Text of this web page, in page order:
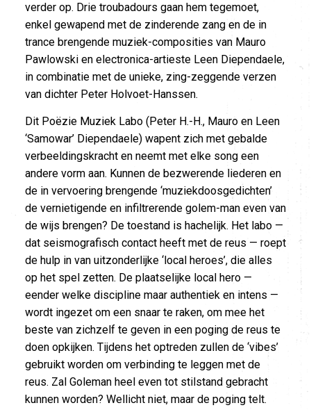
verder op. Drie troubadours gaan hem tegemoet,
enkel gewapend met de zinderende zang en de in
trance brengende muziek-composities van Mauro
Pawlowski en electronica-artieste Leen Diependaele,
in combinatie met de unieke, zing-zeggende verzen
van dichter Peter Holvoet-Hanssen.
Dit Poëzie Muziek Labo (Peter H.-H., Mauro en Leen
‘Samowar’ Diependaele) wapent zich met gebalde
verbeeldingskracht en neemt met elke song een
andere vorm aan. Kunnen de bezwerende liederen en
de in vervoering brengende ‘muziekdoosgedichten’
de vernietigende en infiltrerende golem-man even van
de wijs brengen? De toestand is hachelijk. Het labo —
dat seismografisch contact heeft met de reus — roept
de hulp in van uitzonderlijke ‘local heroes’, die alles
op het spel zetten. De plaatselijke local hero —
eender welke discipline maar authentiek en intens —
wordt ingezet om een snaar te raken, om mee het
beste van zichzelf te geven in een poging de reus te
doen opkijken. Tijdens het optreden zullen de ‘vibes’
gebruikt worden om verbinding te leggen met de
reus. Zal Goleman heel even tot stilstand gebracht
kunnen worden? Wellicht niet, maar de poging telt.